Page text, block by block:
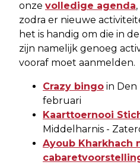
onze volledige agenda
zodra er nieuwe
het is handig om die in
zijn namelijk genoeg
vooraf moet aanmelden.
Crazy bingo in Den
februari
Kaarttoernooi
Middelharnis -
Ayoub Kharkhach